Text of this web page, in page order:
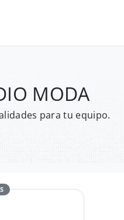
MODA
para tu equipo.